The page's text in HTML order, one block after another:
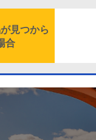
見つから
合